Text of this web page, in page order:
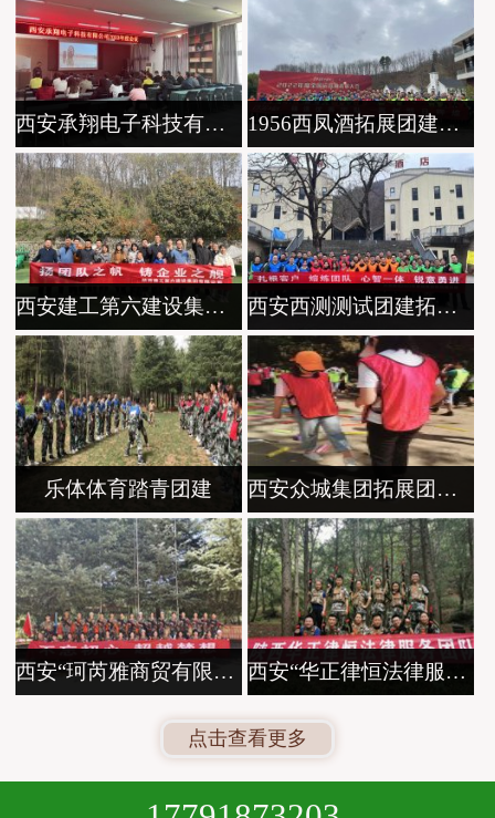
西安承翔电子科技有限公司拓展团建 1956西凤酒拓展团建活动
西安建工第六建设集团有限公司 西安西测测试团建拓展训练活动
乐体体育踏青团建 西安众城集团拓展团建活动
西安“珂芮雅商贸有限公司”第二分队团 西安“华正律恒法律服务团队”2019团建活
点击查看更多